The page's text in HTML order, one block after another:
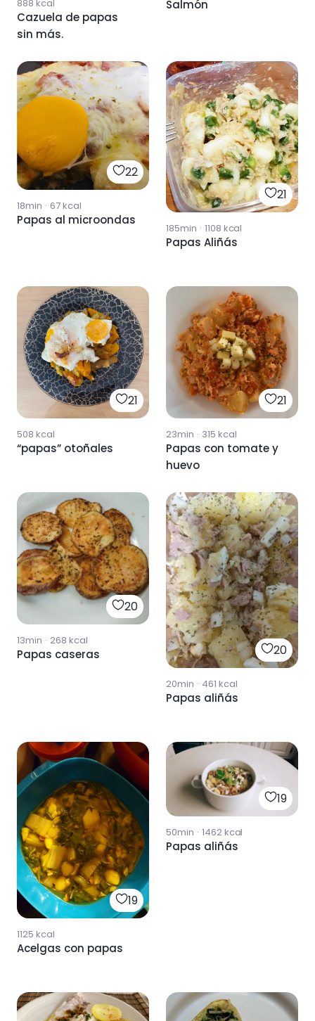
888 kcal
Cazuela de papas
sin más.
Salmón
22
18min · 67kcal
Papas al microondas
21
185min · 1108 kcal
Papas Aliñás
21
508 kcal
“papas” otoñales
21
23min · 315 kcal
Papas con tomate y
huevo
20
13min · 268 kcal
Papas caseras 20
20min · 461 kcal
Papas aliñás
19
1125 kcal
Acelgas con papas
19
50min · 1462kcal
Papas aliñás